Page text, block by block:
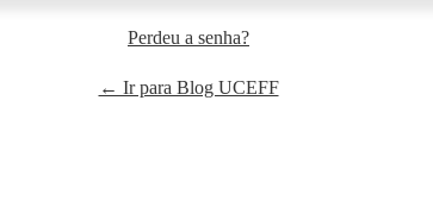
Perdeu a senha?
← Ir para Blog UCEFF